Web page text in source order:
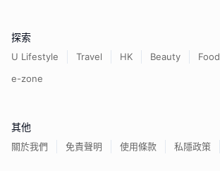
探索
U Lifestyle Travel HK Beauty Food
e-zone
其他
關於我們 免責聲明 使用條款 私隱政策